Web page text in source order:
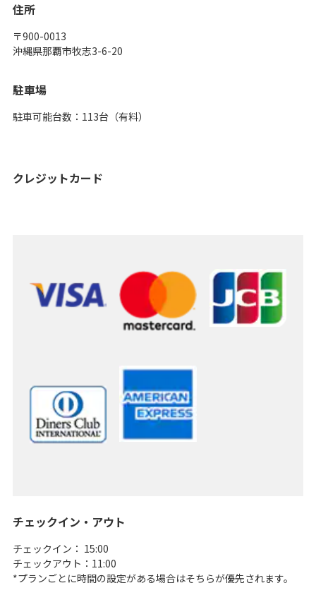
住所
〒900-0013
沖縄県那覇市牧志3-6-20
駐車場
駐車可能台数：113台（有料）
クレジットカード
チェックイン・アウト
チェックイン： 15:00
チェックアウト：11:00
*プランごとに時間の設定がある場合はそちらが優先されます。